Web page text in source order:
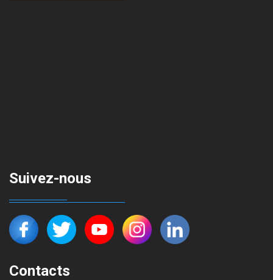
Suivez-nous
Contacts